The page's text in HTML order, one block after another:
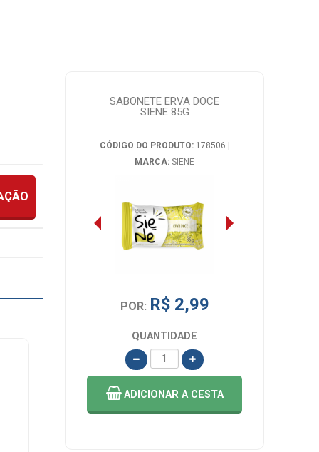
SABONETE ERVA DOCE
SIENE 85G
CÓDIGO DO PRODUTO:178506 |
MARCA: SIENE
POR: R$ 2,99
QUANTIDADE
ADICIONAR A CESTA